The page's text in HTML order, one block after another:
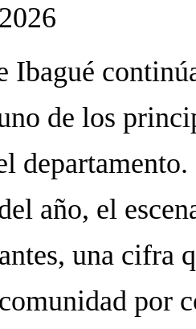
Ibagué
de los
año, el
una cifra
por